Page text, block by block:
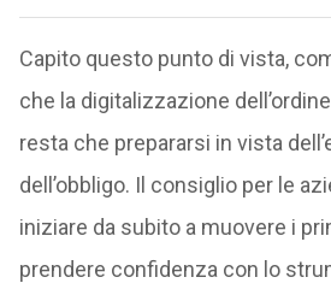
Capito questo punto di vista,
che la digitalizzazione
resta che prepararsi in vista
dell’obbligo. Il consiglio per le
iniziare da subito a muovere i
prendere confidenza con lo